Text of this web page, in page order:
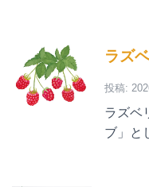
ラズ
投稿:
ラズベ
ブ」と